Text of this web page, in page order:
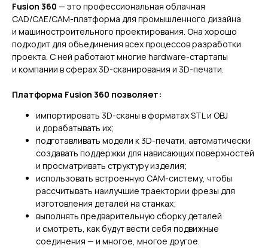
Fusion 360 — это профессиональная облачная
CAD/CAE/CAM-платформа для промышленного дизайна
и машиностроительного проектирования. Она хорошо
подходит для объединения всех процессов разработки
проекта. С ней работают многие hardware-стартапы
и компании в сферах 3D-сканирования и 3D-печати.
Платформа Fusion 360 позволяет:
импортировать 3D-сканы в форматах STL и OBJ
и дорабатывать их;
подготавливать модели к 3D-печати, автоматически
создавать поддержки для нависающих поверхностей
и просматривать структуру изделия;
использовать встроенную CAM-систему, чтобы
рассчитывать наилучшие траектории фрезы для
изготовления деталей на станках;
выполнять предварительную сборку деталей
и смотреть, как будут вести себя подвижные
соединения — и многое, многое другое.